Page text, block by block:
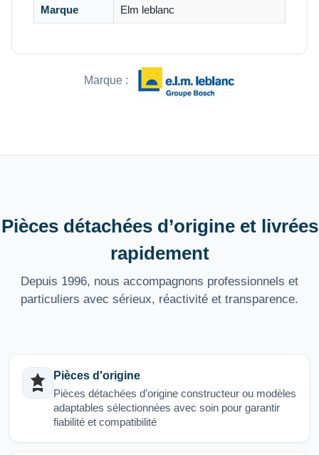
Marque Elm leblanc
Marque :
Pièces détachées d’origine et livrées
rapidement
Depuis 1996, nous accompagnons professionnels et
particuliers avec sérieux, réactivité et transparence.
Pièces d'origine
Pièces détachées d’origine constructeur ou modèles
adaptables sélectionnées avec soin pour garantir
fiabilité et compatibilité